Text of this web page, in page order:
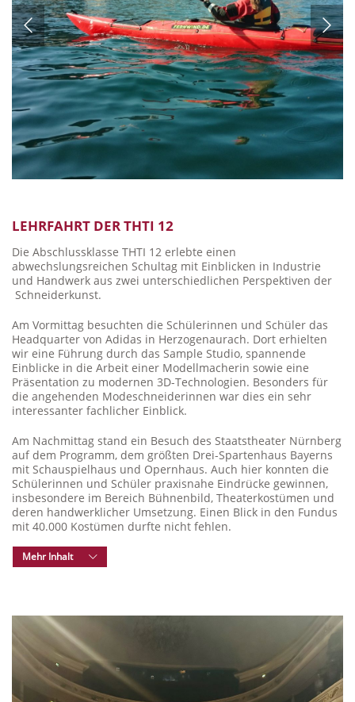
LEHRFAHRT DER THTI 12
Die Abschlussklasse THTI 12 erlebte einen
abwechslungsreichen Schultag mit Einblicken in Industrie
und Handwerk aus zwei unterschiedlichen Perspektiven der
Schneiderkunst.
Am Vormittag besuchten die Schülerinnen und Schüler das
Headquarter von Adidas in Herzogenaurach. Dort erhielten
wir eine Führung durch das Sample Studio, spannende
Einblicke in die Arbeit einer Modellmacherin sowie eine
Präsentation zu modernen 3D-Technologien. Besonders für
die angehenden Modeschneiderinnen war dies ein sehr
interessanter fachlicher Einblick.
Am Nachmittag stand ein Besuch des Staatstheater Nürnberg
auf dem Programm, dem größten Drei-Spartenhaus Bayerns
mit Schauspielhaus und Opernhaus. Auch hier konnten die
Schülerinnen und Schüler praxisnahe Eindrücke gewinnen,
insbesondere im Bereich Bühnenbild, Theaterkostümen und
deren handwerklicher Umsetzung. Einen Blick in den Fundus
mit 40.000 Kostümen durfte nicht fehlen.
Mehr Inhalt